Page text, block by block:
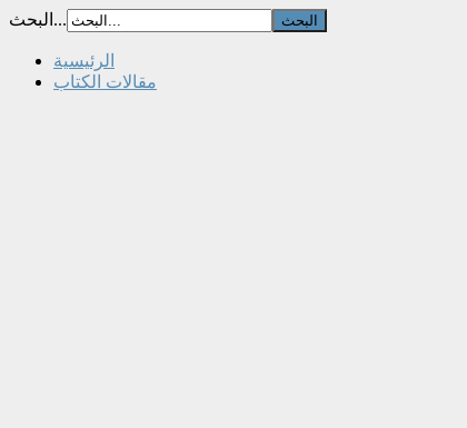
البحث...
الرئيسية
مقالات الكتاب